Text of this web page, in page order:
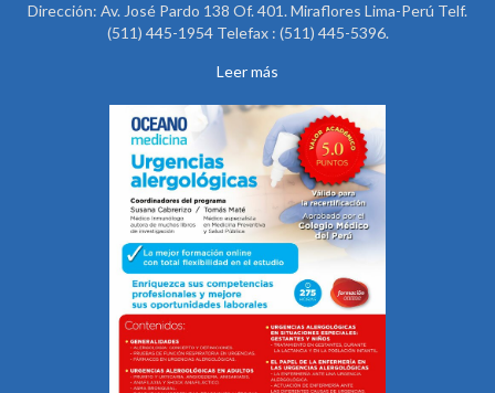
Dirección: Av. José Pardo 138 Of. 401. Miraflores Lima-Perú Telf.
(511) 445-1954 Telefax : (511) 445-5396.
Leer más